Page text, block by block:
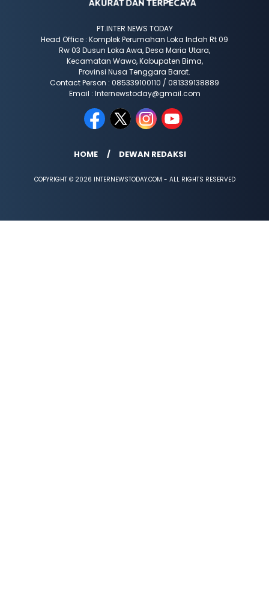
PT.INTER NEWS TODAY
Head Office : Komplek Perumahan Loka Indah Rt 09
Rw 03 Dusun Loka Awa, Desa Maria Utara,
Kecamatan Wawo, Kabupaten Bima,
Provinsi Nusa Tenggara Barat.
Contact Person : 085339100110 / 081339138889
Email : Internewstoday@gmail.com
HOME DEWAN REDAKSI
COPYRIGHT © 2026 INTERNEWSTODAY.COM - ALL RIGHTS RESERVED